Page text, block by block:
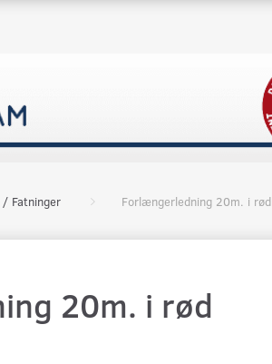
/ Fatninger Forlængerledning 20m. i rød
20m. i rød